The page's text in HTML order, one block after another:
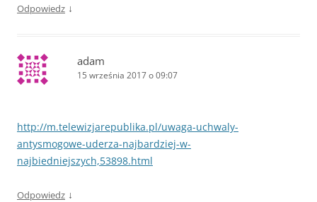
Odpowiedz ↓
adam
15 września 2017 o 09:07
http://m.telewizjarepublika.pl/uwaga-uchwaly-
antysmogowe-uderza-najbardziej-w-
najbiedniejszych,53898.html
Odpowiedz ↓